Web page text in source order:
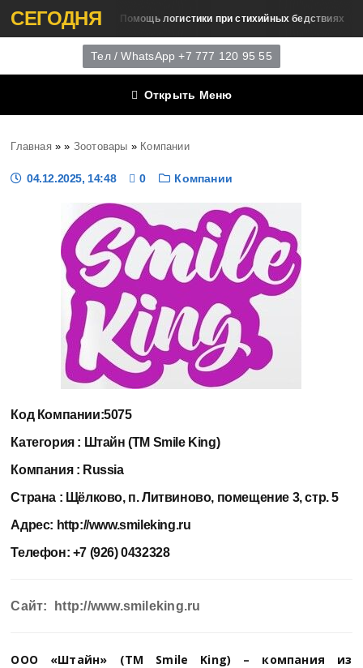
СЕГОДНЯ
Развитие Логистики Помощь логистики при стихийных бедствиях
Тел / WhatsApp +7 777 120 95 55
Открыть Меню
Главная »» Зоотовары » Компании
04.12.2025, 14:48 0 Компании
Код Компании:5075
Категория : Штайн (ТМ Smile King)
Компания : Russia
Страна : Щёлково, п. Литвиново, помещение 3, стр. 5
Адрес: http://www.smileking.ru
Телефон: +7 (926) 0432328
Сайт: http://www.smileking.ru
ООО «Штайн» (ТМ Smile King) – компания из